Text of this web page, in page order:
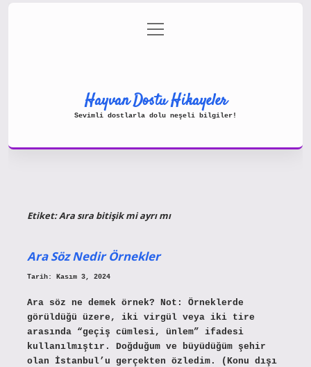
Gizlilik Politikası
menüyü
aç
Hayvan Dostu Hikayeler
Sevimli dostlarla dolu neşeli bilgiler!
Etiket:Ara sıra bitişik mi ayrı mı
Ara Söz Nedir Örnekler
Tarih: Kasım 3, 2024
Ara söz ne demek örnek? Not: Örneklerde
görüldüğü üzere, iki virgül veya iki tire
arasında “geçiş cümlesi, ünlem” ifadesi
kullanılmıştır. Doğduğum ve büyüdüğüm şehir
olan İstanbul’u gerçekten özledim. (Konu dışı